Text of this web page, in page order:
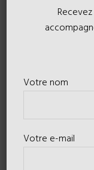
Votre nom
Votre e-mail